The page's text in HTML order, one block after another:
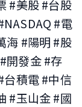
#美股 #台股
#電
海 #陽明 #股
開發金 #存
台積電 #中信
#玉山金 #國